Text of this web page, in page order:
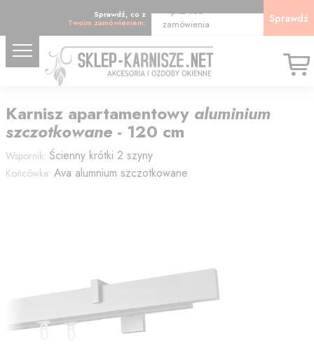
Sprawdź, co z
Twoim zamówieniem:
Wpisz kod
zamówienia
Sprawdź
Karnisz apartamentowy aluminium
szczotkowane - 120 cm
Wspornik: Ścienny krótki 2 szyny
Końcówka: Ava alumnium szczotkowane